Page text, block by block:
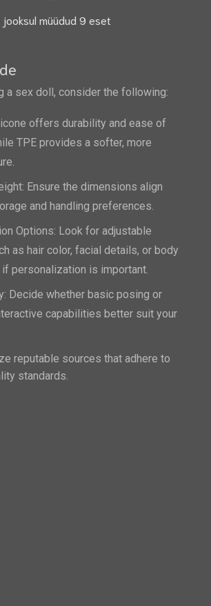
müüdud 9 eset
a sex doll, consider the following:
offers durability and ease of
TPE provides a softer, more
Ensure the dimensions align
and handling preferences.
Options: Look for adjustable
as hair color, facial details, or body
personalization is important.
Decide whether basic posing or
capabilities better suit your
reputable sources that adhere to
standards.